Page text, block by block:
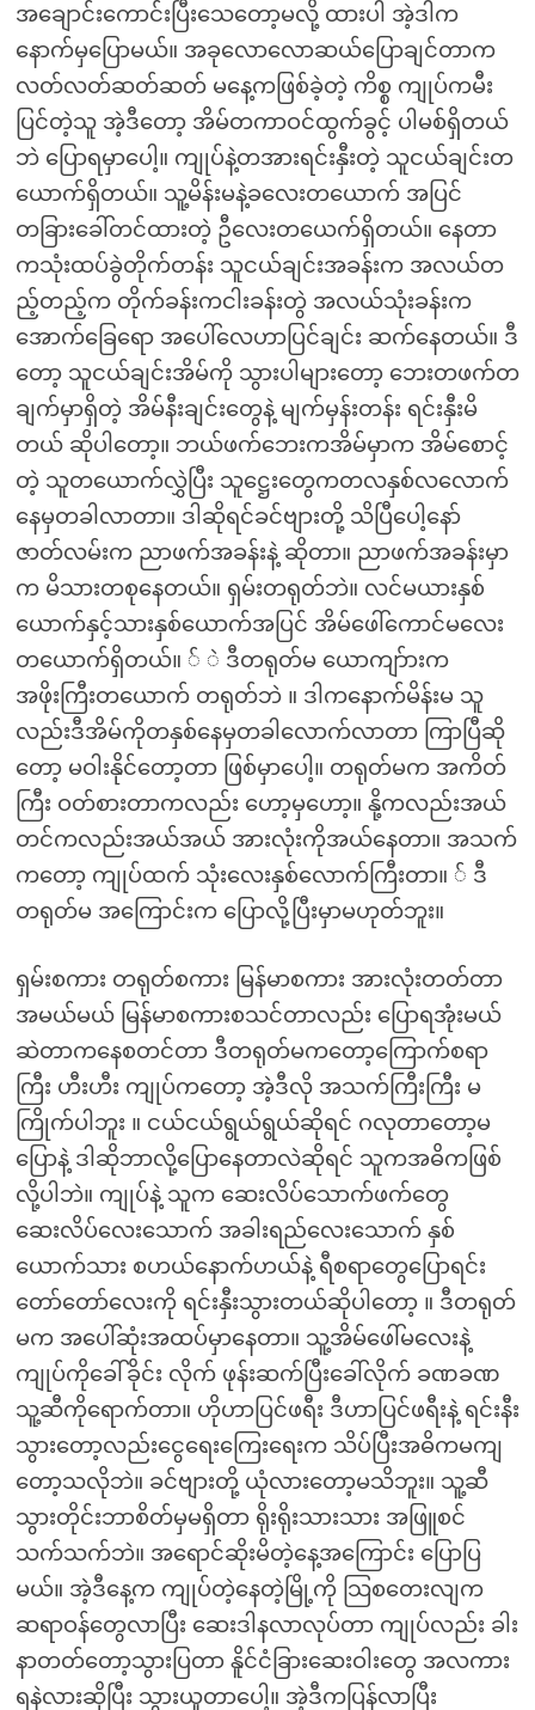
အချောင်းကောင်းပြီးသေတော့မလို့ ထားပါ အဲ့ဒါက
နောက်မှပြောမယ်။ အခုလောလောဆယ်ပြောချင်တာက
လတ်လတ်ဆတ်ဆတ် မနေ့ကဖြစ်ခဲ့တဲ့ ကိစ္စ ကျုပ်ကမီး
ပြင်တဲ့သူ အဲ့ဒီတော့ အိမ်တကာဝင်ထွက်ခွင့် ပါမစ်ရှိတယ်
ဘဲ ပြောရမှာပေါ့။ ကျုပ်နဲ့တအားရင်းနှီးတဲ့ သူငယ်ချင်းတ
ယောက်ရှိတယ်။ သူ့မိန်းမနဲ့ခလေးတယောက် အပြင်
တခြားခေါ်တင်ထားတဲ့ ဦလေးတယေက်ရှိတယ်။ နေတာ
ကသုံးထပ်ခွဲတိုက်တန်း သူငယ်ချင်းအခန်းက အလယ်တ
ည့်တည့်က တိုက်ခန်းကငါးခန်းတွဲ အလယ်သုံးခန်းက
အောက်ခြေရော အပေါ်လေဟာပြင်ချင်း ဆက်နေတယ်။ ဒီ
တော့ သူငယ်ချင်းအိမ်ကို သွားပါများတော့ ဘေးတဖက်တ
ချက်မှာရှိတဲ့ အိမ်နီးချင်းတွေနဲ့ မျက်မှန်းတန်း ရင်းနှီးမိ
တယ် ဆိုပါတော့။ ဘယ်ဖက်ဘေးကအိမ်မှာက အိမ်စောင့်
တဲ့ သူတယောက်လွှဲပြီး သူဋ္ဌေးတွေကတလနှစ်လလောက်
နေမှတခါလာတာ။ ဒါဆိုရင်ခင်ဗျားတို့ သိပြီပေါ့နော်
ဇာတ်လမ်းက ညာဖက်အခန်းနဲ့ ဆိုတာ။ ညာဖက်အခန်းမှာ
က မိသားတစုနေတယ်။ ရှမ်းတရုတ်ဘဲ။ လင်မယားနှစ်
ယောက်နှင့်သားနှစ်ယောက်အပြင် အိမ်ဖေါ်ကောင်မလေး
တယောက်ရှိတယ်။ ် ဲ ဒီတရုတ်မ ယောကျာ်ားက
အဖိုးကြီးတယောက် တရုတ်ဘဲ ။ ဒါကနောက်မိန်းမ သူ
လည်းဒီအိမ်ကိုတနှစ်နေမှတခါလောက်လာတာ ကြာပြီဆို
တော့ မဝါးနိုင်တော့တာ ဖြစ်မှာပေါ့။ တရုတ်မက အကိတ်
ကြီး ဝတ်စားတာကလည်း ဟော့မှဟော့။ နို့ကလည်းအယ်
တင်ကလည်းအယ်အယ် အားလုံးကိုအယ်နေတာ။ အသက်
ကတော့ ကျုပ်ထက် သုံးလေးနှစ်လောက်ကြီးတာ။ ် ဒီ
တရုတ်မ အကြောင်းက ပြောလို့ပြီးမှာမဟုတ်ဘူး။
ရှမ်းစကား တရုတ်စကား မြန်မာစကား အားလုံးတတ်တာ
အမယ်မယ် မြန်မာစကားစသင်တာလည်း ပြောရအုံးမယ်
ဆဲတာကနေစတင်တာ ဒီတရုတ်မကတော့ကြောက်စရာ
ကြီး ဟီးဟီး ကျုပ်ကတော့ အဲ့ဒီလို အသက်ကြီးကြီး မ
ကြိုက်ပါဘူး ။ ငယ်ငယ်ရွယ်ရွယ်ဆိုရင် ဂလုတာတော့မ
ပြောနဲ့ ဒါဆိုဘာလို့ပြောနေတာလဲဆိုရင် သူကအဓိကဖြစ်
လို့ပါဘဲ။ ကျုပ်နဲ့ သူက ဆေးလိပ်သောက်ဖက်တွေ
ဆေးလိပ်လေးသောက် အခါးရည်လေးသောက် နှစ်
ယောက်သား စဟယ်နောက်ဟယ်နဲ့ ရီစရာတွေပြောရင်း
တော်တော်လေးကို ရင်းနှီးသွားတယ်ဆိုပါတော့ ။ ဒီတရုတ်
မက အပေါ်ဆုံးအထပ်မှာနေတာ။ သူ့အိမ်ဖေါ်မလေးနဲ့
ကျုပ်ကိုခေါ်ခိုင်း လိုက် ဖုန်းဆက်ပြီးခေါ်လိုက် ခဏခဏ
သူ့ဆီကိုရောက်တာ။ ဟိုဟာပြင်ဖရီး ဒီဟာပြင်ဖရီးနဲ့ ရင်းနီး
သွားတော့လည်းငွေရေးကြေးရေးက သိပ်ပြီးအဓိကမကျ
တော့သလိုဘဲ။ ခင်ဗျားတို့ ယုံလားတော့မသိဘူး။ သူ့ဆီ
သွားတိုင်းဘာစိတ်မှမရှိတာ ရိုးရိုးသားသား အဖြူစင်
သက်သက်ဘဲ။ အရောင်ဆိုးမိတဲ့နေ့အကြောင်း ပြောပြ
မယ်။ အဲ့ဒီနေ့က ကျုပ်တဲ့နေတဲ့မြို့ကို သြစတေးလျက
ဆရာဝန်တွေလာပြီး ဆေးဒါနလာလုပ်တာ ကျုပ်လည်း ခါး
နာတတ်တော့သွားပြတာ နိူင်ငံခြားဆေးဝါးတွေ အလကား
ရနဲလားဆိုပြီး သွားယူတာပေါ့။ အဲ့ဒီကပြန်လာပြီး